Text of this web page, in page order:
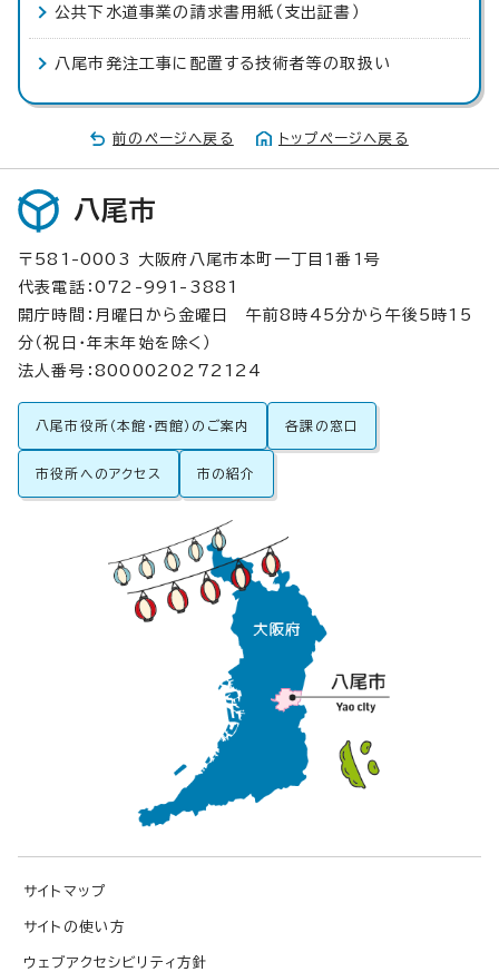
公共下水道事業の請求書用紙（支出証書）
八尾市発注工事に配置する技術者等の取扱い
前のページへ戻る トップページへ戻る
八尾市
〒581-0003 大阪府八尾市本町一丁目1番1号
代表電話：072-991-3881
開庁時間：月曜日から金曜日 午前8時45分から午後5時15
分（祝日・年末年始を除く）
法人番号：8000020272124
八尾市役所（本館・西館）のご案内 各課の窓口
市役所へのアクセス 市の紹介
サイトマップ
サイトの使い方
ウェブアクセシビリティ方針